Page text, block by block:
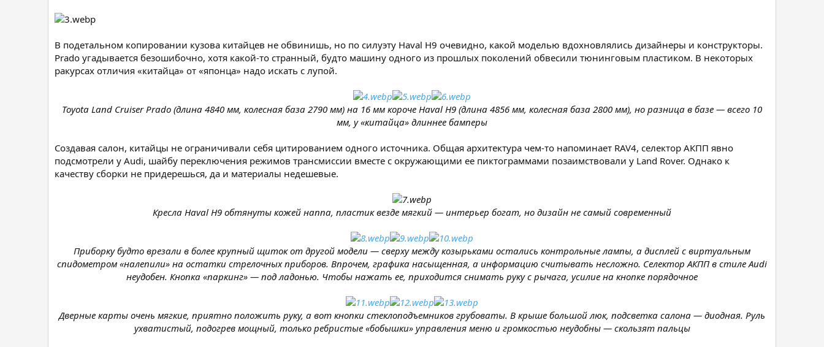
В подетальном копировании кузова китайцев не обвинишь, но по силуэту Haval H9 очевидно, какой моделью вдохновлялись дизайнеры и конструкторы.
Prado угадывается безошибочно, хотя какой-то странный, будто машину одного из прошлых поколений обвесили тюнинговым пластиком. В некоторых
ракурсах отличия «китайца» от «японца» надо искать с лупой.
Toyota Land Cruiser Prado (длина 4840 мм, колесная база 2790 мм) на 16 мм короче Haval H9 (длина 4856 мм, колесная база 2800 мм), но разница в базе — всего 10
мм, у «китайца» длиннее бамперы
Создавая салон, китайцы не ограничивали себя цитированием одного источника. Общая архитектура чем-то напоминает RAV4, селектор АКПП явно
подсмотрели у Audi, шайбу переключения режимов трансмиссии вместе с окружающими ее пиктограммами позаимствовали у Land Rover. Однако к
качеству сборки не придерешься, да и материалы недешевые.
Кресла Haval H9 обтянуты кожей наппа, пластик везде мягкий — интерьер богат, но дизайн не самый современный
Приборку будто врезали в более крупный щиток от другой модели — сверху между козырьками остались контрольные лампы, а дисплей с виртуальным
спидометром «налепили» на остатки стрелочных приборов. Впрочем, графика насыщенная, а информацию считывать несложно. Селектор АКПП в стиле Audi
неудобен. Кнопка «паркинг» — под ладонью. Чтобы нажать ее, приходится снимать руку с рычага, усилие на кнопке порядочное
Дверные карты очень мягкие, приятно положить руку, а вот кнопки стеклоподъемников грубоваты. В крыше большой люк, подсветка салона — диодная. Руль
ухватистый, подогрев мощный, только ребристые «бобышки» управления меню и громкостью неудобны — скользят пальцы